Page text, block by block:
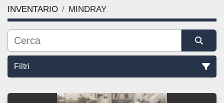
INVENTARIO MINDRAY
Filtri
Tutte le categorie